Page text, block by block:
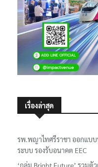
เรื่องล่าสุด
รพ.พญาไทศรีราชา ออกแบ
ระบบ รองรับอนาคต EEC